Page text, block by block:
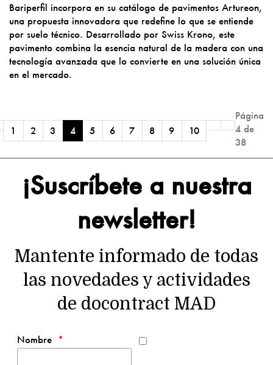
Bariperfil incorpora en su catálogo de pavimentos Artureon,
una propuesta innovadora que redefine lo que se entiende
por suelo técnico. Desarrollado por Swiss Krono, este
pavimento combina la esencia natural de la madera con una
tecnología avanzada que lo convierte en una solución única
en el mercado.
Página
4 de
38
1 2 3 4 5 6 7 8 9 10
¡Suscríbete a nuestra
newsletter!
Mantente informado de todas
las novedades y actividades
de docontract MAD
Nombre